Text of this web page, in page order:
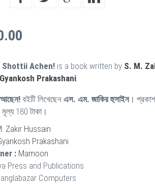
Achen! is a book written by S. M.
Gyankosh Prakashani.
আছেন! বইটি লিখেছেন এস. এম. জাকির হুসাইন।
মূল্য 180 টাকা।
Zakir Hussain
Prakashani
: Mamoon
Press and Publications
Computers